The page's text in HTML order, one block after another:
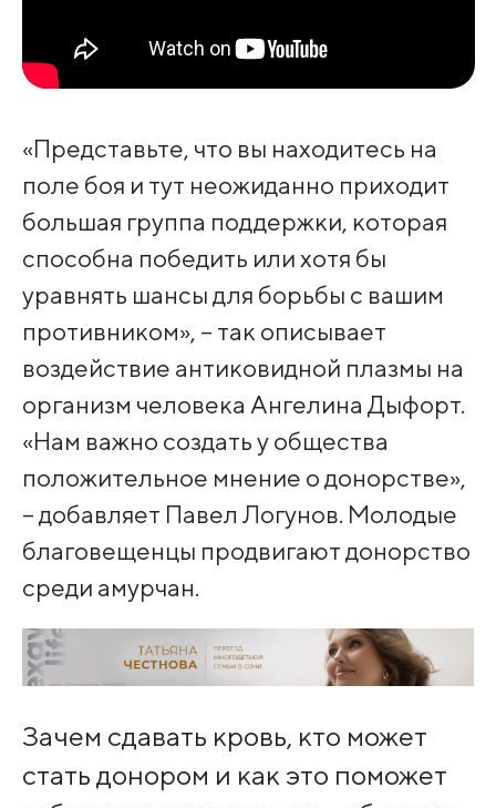
«Представьте, что вы находитесь на
поле боя и тут неожиданно приходит
большая группа поддержки, которая
способна победить или хотя бы
уравнять шансы для борьбы с вашим
противником», – так описывает
воздействие антиковидной плазмы на
организм человека Ангелина Дыфорт.
«Нам важно создать у общества
положительное мнение о донорстве»,
– добавляет Павел Логунов. Молодые
благовещенцы продвигают донорство
среди амурчан.
Зачем сдавать кровь, кто может
стать донором и как это поможет